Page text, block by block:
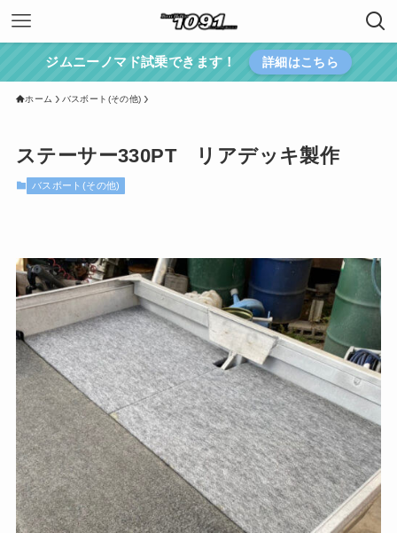
ジムニーノマド試乗できます！ 詳細はこちら
ホーム バスボート(その他)
ステーサー330PT リアデッキ製作
バスボート(その他)